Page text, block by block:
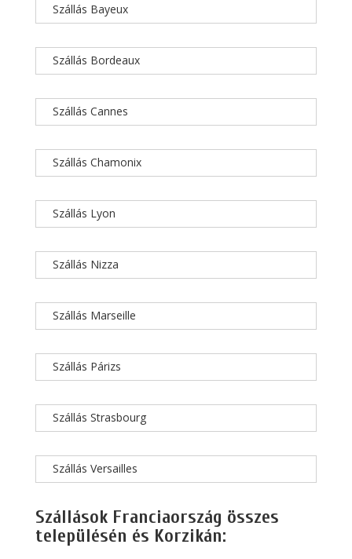
Szállás Bayeux
Szállás Bordeaux
Szállás Cannes
Szállás Chamonix
Szállás Lyon
Szállás Nizza
Szállás Marseille
Szállás Párizs
Szállás Strasbourg
Szállás Versailles
Szállások Franciaország összes
településén és Korzikán: